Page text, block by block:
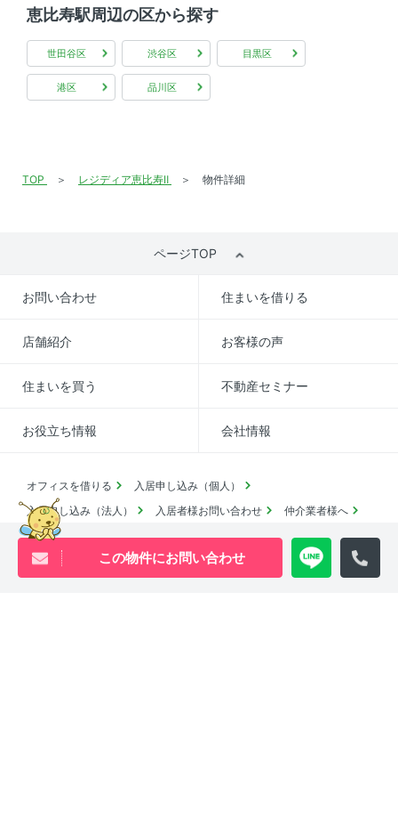
恵比寿駅周辺の区から探す
世田谷区 渋谷区 目黒区
港区 品川区
この物件にお問い合わせ
TOP レジディア恵比寿Ⅱ 物件詳細
ページTOP
お問い合わせ 住まいを借りる
店舗紹介 お客様の声
住まいを買う 不動産セミナー
お役立ち情報 会社情報
オフィスを借りる
入居申し込み（個人）
入居申し込み（法人）
入居者様お問い合わせ
仲介業者様へ
よくあるご質問
採用情報